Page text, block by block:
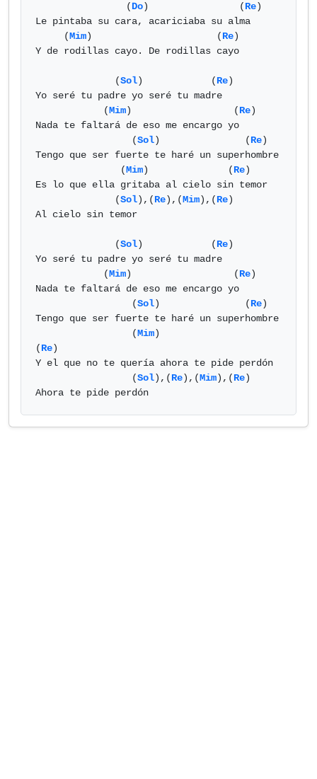
                (
Do)                (Re)
Le pintaba su cara, acariciaba su alma
     (
Mim)                      (Re)
Y de rodillas cayo. De rodillas cayo
              (
Sol)            (Re)
Yo seré tu padre yo seré tu madre
            (
Mim)                  (Re)
Nada te faltará de eso me encargo yo
                 (
Sol)               (Re)
Tengo que ser fuerte te haré un superhombre
               (
Mim)              (Re)
Es lo que ella gritaba al cielo sin temor
              (
Sol),(Re),(Mim),(Re)
Al cielo sin temor
              (
Sol)            (Re)
Yo seré tu padre yo seré tu madre
            (
Mim)                  (Re)
Nada te faltará de eso me encargo yo
                 (
Sol)               (Re)
Tengo que ser fuerte te haré un superhombre
                 (
Mim)
(Re)
Y el que no te quería ahora te pide perdón
                 (
Sol),(Re),(Mim),(Re)
Ahora te pide perdón